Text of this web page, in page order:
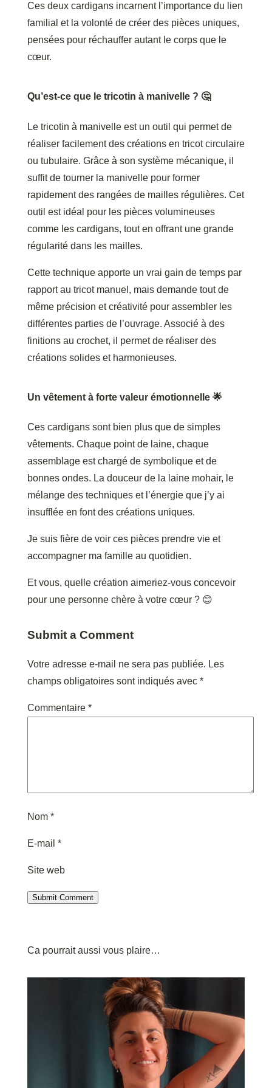
Ces deux cardigans incarnent l’importance du lien
familial et la volonté de créer des pièces uniques,
pensées pour réchauffer autant le corps que le
cœur.
Qu’est-ce que le tricotin à manivelle ? 🤔
Le tricotin à manivelle est un outil qui permet de
réaliser facilement des créations en tricot circulaire
ou tubulaire. Grâce à son système mécanique, il
suffit de tourner la manivelle pour former
rapidement des rangées de mailles régulières. Cet
outil est idéal pour les pièces volumineuses
comme les cardigans, tout en offrant une grande
régularité dans les mailles.
Cette technique apporte un vrai gain de temps par
rapport au tricot manuel, mais demande tout de
même précision et créativité pour assembler les
différentes parties de l’ouvrage. Associé à des
finitions au crochet, il permet de réaliser des
créations solides et harmonieuses.
Un vêtement à forte valeur émotionnelle 🌟
Ces cardigans sont bien plus que de simples
vêtements. Chaque point de laine, chaque
assemblage est chargé de symbolique et de
bonnes ondes. La douceur de la laine mohair, le
mélange des techniques et l’énergie que j’y ai
insufflée en font des créations uniques.
Je suis fière de voir ces pièces prendre vie et
accompagner ma famille au quotidien.
Et vous, quelle création aimeriez-vous concevoir
pour une personne chère à votre cœur ? 😊
Submit a Comment
Votre adresse e-mail ne sera pas publiée. Les
champs obligatoires sont indiqués avec *
Commentaire *
Nom *
E-mail *
Site web
Submit Comment
Ca pourrait aussi vous plaire…